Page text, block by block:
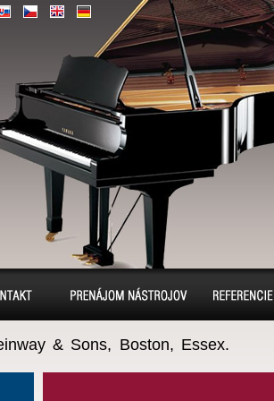
& Sons, Boston, Essex.
CZ
| EN
| DE
Prenájom pianín a
klavírov
Referencie